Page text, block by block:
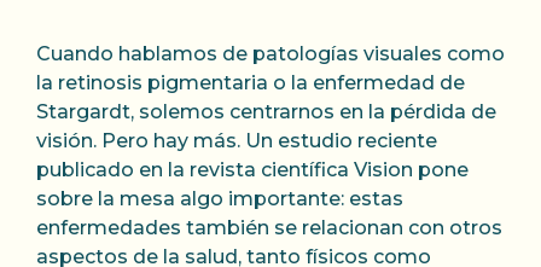
Cuando hablamos de patologías visuales como
la retinosis pigmentaria o la enfermedad de
Stargardt, solemos centrarnos en la pérdida de
visión. Pero hay más. Un estudio reciente
publicado en la revista científica Vision pone
sobre la mesa algo importante: estas
enfermedades también se relacionan con otros
aspectos de la salud, tanto físicos como